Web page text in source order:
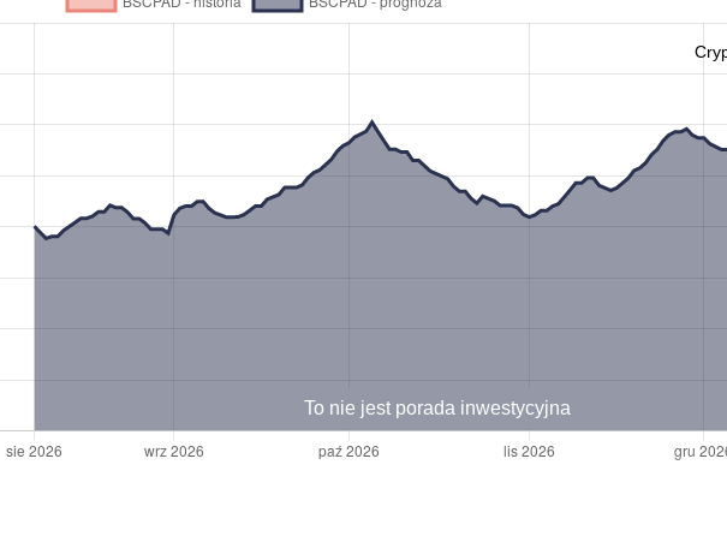
To nie jest porada inwestycyjna